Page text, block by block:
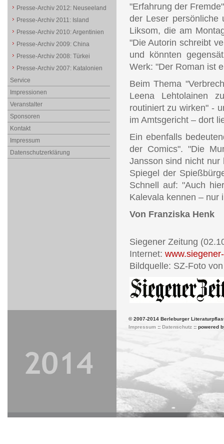
"Erfahrung der
der Leser persönliche
Liksom, die am
"Die Autorin schreibt
und könnten
Werk: "Der Roman ist
Beim Thema
Leena Lehtolainen
routiniert zu wirken" -
im Amtsgericht – dort
Ein ebenfalls
der Comics". "Die
Jansson sind nicht
Spiegel der
Schnell auf: "Auch
Kalevala kennen – nur
Von Franziska Henk
Siegener Zeitung
Internet:
Bildquelle: SZ-Foto
Presse-Archiv 2012: Neuseeland
Presse-Archiv 2011: Island
Presse-Archiv 2010: Argentinien
Presse-Archiv 2009: China
Presse-Archiv 2008: Türkei
Presse-Archiv 2007: Katalonien
Service
Impressionen
Veranstalter
Sponsoren
Kontakt
Impressum
Datenschutzerklärung
© 2007-2014 Berleburger
Impressum:: Datenschutz:: powered